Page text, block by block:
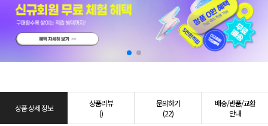
상품 상세 정보
상품리뷰
()
문의하기
(22)
배송/반품/교환
안내